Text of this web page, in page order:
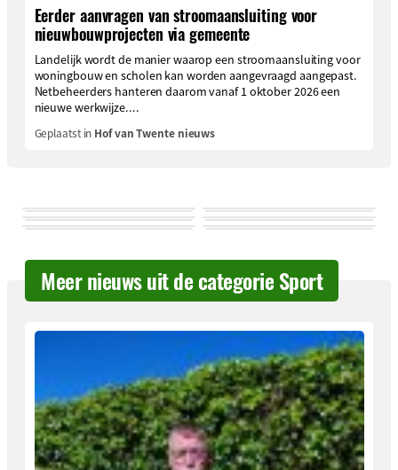
Eerder aanvragen van stroomaansluiting voor
nieuwbouwprojecten via gemeente
Landelijk wordt de manier waarop een stroomaansluiting voor
woningbouw en scholen kan worden aangevraagd aangepast.
Netbeheerders hanteren daarom vanaf 1 oktober 2026 een
nieuwe werkwijze....
Geplaatst in Hof van Twente nieuws
Meer nieuws uit de categorie Sport